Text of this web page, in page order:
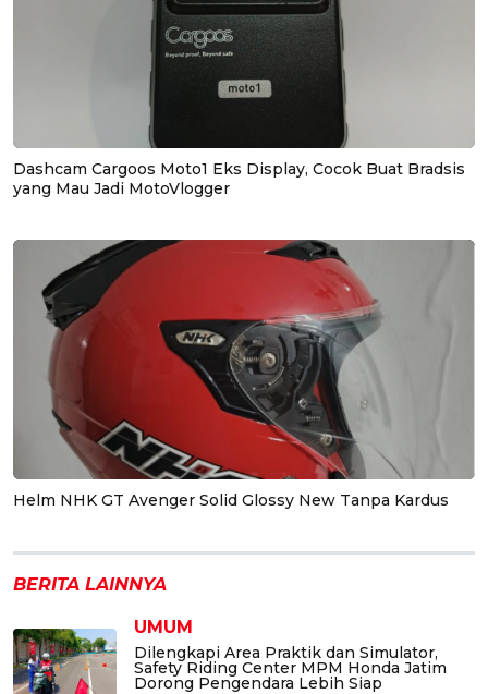
Dashcam Cargoos Moto1 Eks Display, Cocok Buat Bradsis
yang Mau Jadi MotoVlogger
Helm NHK GT Avenger Solid Glossy New Tanpa Kardus
BERITA LAINNYA
UMUM
Dilengkapi Area Praktik dan Simulator,
Safety Riding Center MPM Honda Jatim
Dorong Pengendara Lebih Siap